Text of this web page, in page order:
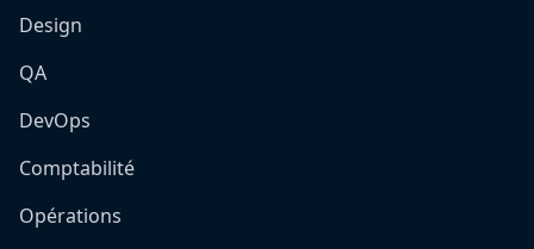
Design
QA
DevOps
Comptabilité
Opérations